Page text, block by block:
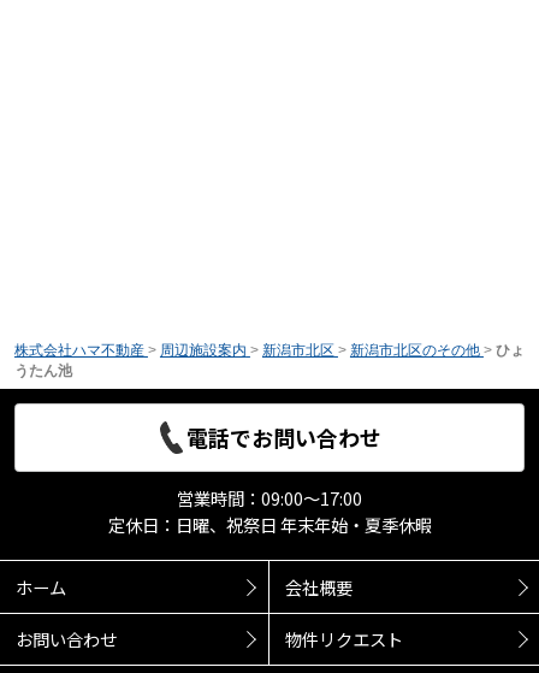
株式会社ハマ不動産 > 周辺施設案内 > 新潟市北区 > 新潟市北区のその他 > ひょ
うたん池
電話でお問い合わせ
営業時間：09:00～17:00
定休日：日曜、祝祭日 年末年始・夏季休暇
ホーム 会社概要
お問い合わせ 物件リクエスト